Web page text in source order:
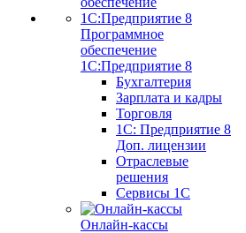
Программное
обеспечение
1С:Предприятие 8
Бухгалтерия
Зарплата и кадры
Торговля
1C: Предприятие 8
Доп. лицензии
Отраслевые
решения
Сервисы 1С
Онлайн-кассы